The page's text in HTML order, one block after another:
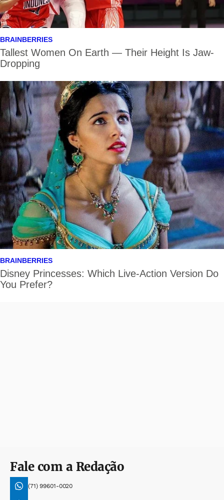
Fale com a Redação
(71) 99601-0020